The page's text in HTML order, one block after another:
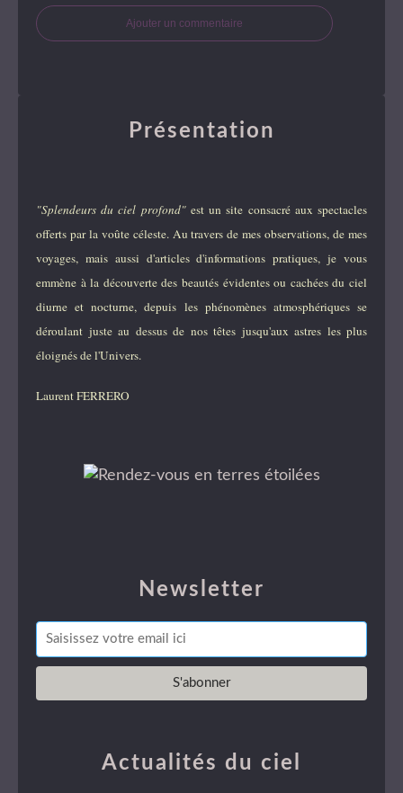
Ajouter un commentaire
Newsletter
Présentation
"Splendeurs du ciel profond"est un site consacré aux spectacles
offerts par la voûte céleste. Au travers de mes observations, de mes
voyages, mais aussi d'articles d'informations pratiques, je vous
emmène à la découverte des beautés évidentes ou cachées du ciel
diurne et nocturne, depuis les phénomènes atmosphériques se
déroulant juste au dessus de nos têtes jusqu'aux astres les plus
éloignés de l'Univers.
Laurent FERRERO
Actualités du ciel